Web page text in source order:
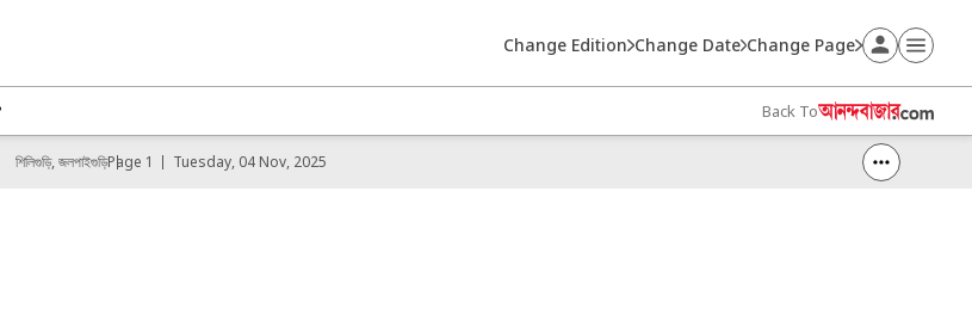
Change Edition Change Date Change Page
Back To
শিলিগুড়ি, জলপাইগুড়িPage 1 Tuesday, 04 Nov, 2025